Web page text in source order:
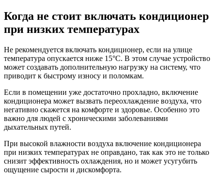
Когда не стоит включать кондиционер
при низких температурах
Не рекомендуется включать кондиционер, если на улице
температура опускается ниже 15°C. В этом случае устройство
может создавать дополнительную нагрузку на систему, что
приводит к быстрому износу и поломкам.
Если в помещении уже достаточно прохладно, включение
кондиционера может вызвать переохлаждение воздуха, что
негативно скажется на комфорте и здоровье. Особенно это
важно для людей с хроническими заболеваниями
дыхательных путей.
При высокой влажности воздуха включение кондиционера
при низких температурах не оправдано, так как это не только
снизит эффективность охлаждения, но и может усугубить
ощущение сырости и дискомфорта.